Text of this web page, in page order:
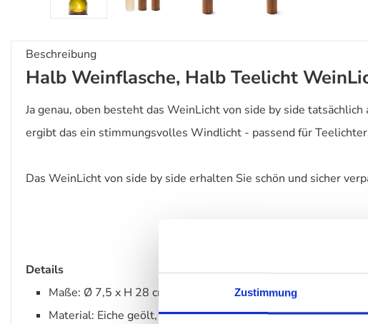
Zustimmung
Beschreibung
Halb Weinflasche, Halb Teelicht
Ja genau, oben besteht das WeinLicht von side by side
ergibt das ein stimmungsvolles Windlicht - passend für
Das WeinLicht von side by side erhalten Sie schön und sicher
Details
Maße: Ø 7,5 x H 28 cm
Material: Eiche geölt, Lindenholz, Glas (klar oder moosgrün)